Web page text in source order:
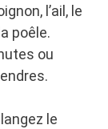
l’ail, le
poêle.
ou
le